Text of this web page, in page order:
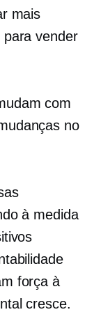
mais
vender
com
no
à medida
força à
cresce.